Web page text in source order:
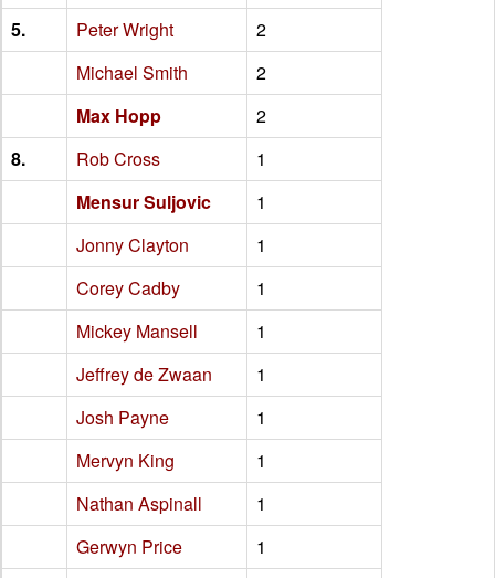
5.
Peter Wright
2
Michael Smith
2
Max Hopp
2
8.
Rob Cross
1
Mensur Suljovic
1
Jonny Clayton
1
Corey Cadby
1
Mickey Mansell
1
Jeffrey de Zwaan
1
Josh Payne
1
Mervyn King
1
Nathan Aspinall
1
Gerwyn Price
1